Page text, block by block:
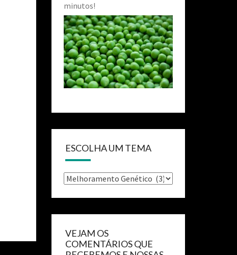
minutos!
ESCOLHA UM TEMA
VEJAM OS
COMENTÁRIOS QUE